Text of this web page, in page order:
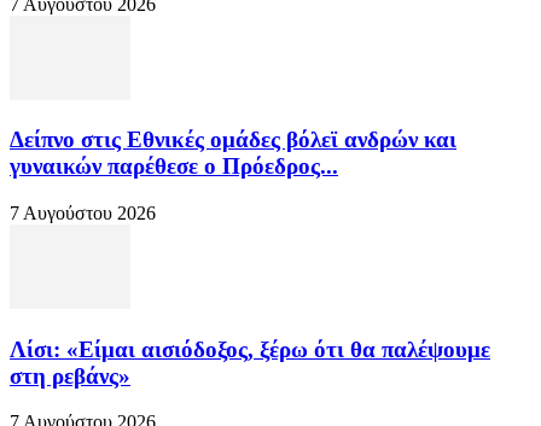
Δείπνο στις Εθνικές ομάδες βόλεϊ ανδρών και
γυναικών παρέθεσε ο Πρόεδρος...
7 Αυγούστου 2026
Λίσι: «Είμαι αισιόδοξος, ξέρω ότι θα παλέψουμε
στη ρεβάνς»